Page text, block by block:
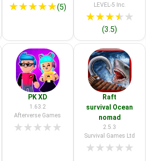
★★★★★(5)
LEVEL-5 Inc.
★★★★★
(3.5)
PK XD
1.63.2
Afterverse Games
★★★★★
Raft
survival Ocean
nomad
2.5.3
Survival Games Ltd
★★★★★